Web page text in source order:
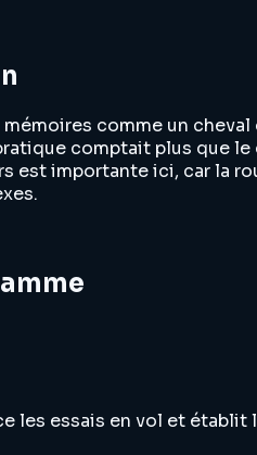
mémoires comme un
comptait plus que le
est importante ici, car la
les essais en vol et